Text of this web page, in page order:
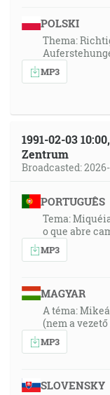
POLSKI
Thema:
MP3
1991-02-03
Zentrum
Broadcasted:
PORTUGUÊS
Tema:
o que abre
MP3
MAGYAR
A téma:
(nem a vezető
MP3
SLOVENSKY